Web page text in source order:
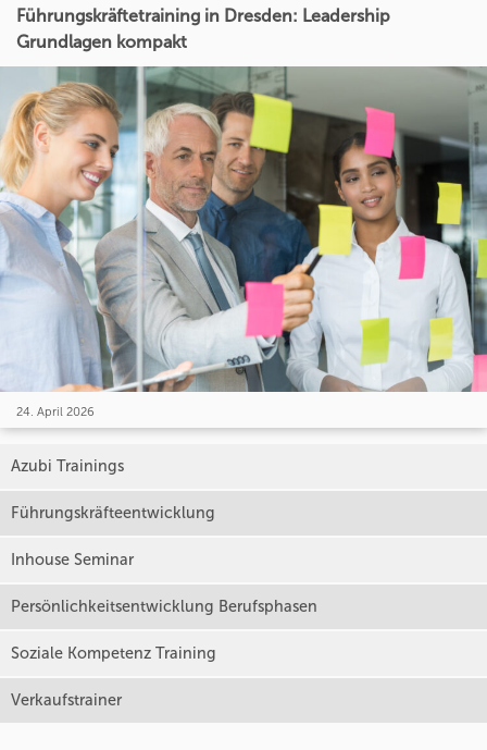
Führungskräftetraining in Dresden: Leadership
Grundlagen kompakt
24. April 2026
Azubi Trainings
Führungskräfteentwicklung
Inhouse Seminar
Persönlichkeitsentwicklung Berufsphasen
Soziale Kompetenz Training
Verkaufstrainer